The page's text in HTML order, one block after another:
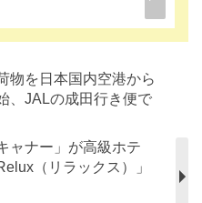
物を日本国内空港から
、JALの成田行き便で
ャナー」が高級ホテ
（リラックス）」